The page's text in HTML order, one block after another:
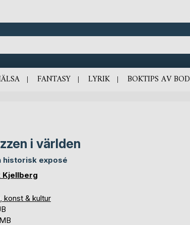
FANTASY LYRIK BOKTIPS AV BOD
i världen
historisk exposé
Kjellberg
konst & kultur